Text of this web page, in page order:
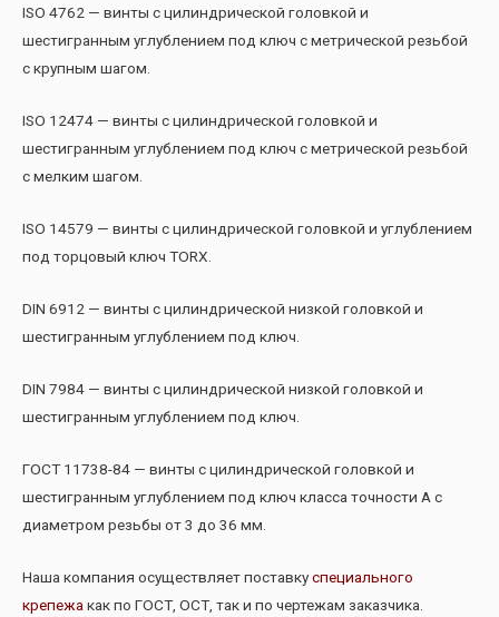
ISO 4762 — винты с цилиндрической головкой и
шестигранным углублением под ключ с метрической резьбой
с крупным шагом.
ISO 12474 — винты с цилиндрической головкой и
шестигранным углублением под ключ с метрической резьбой
с мелким шагом.
ISO 14579 — винты с цилиндрической головкой и углублением
под торцовый ключ TORX.
DIN 6912 — винты с цилиндрической низкой головкой и
шестигранным углублением под ключ.
DIN 7984 — винты с цилиндрической низкой головкой и
шестигранным углублением под ключ.
ГОСТ 11738-84 — винты с цилиндрической головкой и
шестигранным углублением под ключ класса точности А с
диаметром резьбы от 3 до 36 мм.
Наша компания осуществляет поставкуспециального
крепежа как по ГОСТ, ОСТ, так и по чертежам заказчика.